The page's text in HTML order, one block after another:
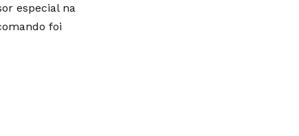
especial na
foi